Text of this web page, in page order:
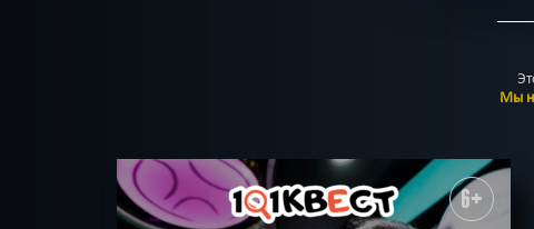
Мы
6+